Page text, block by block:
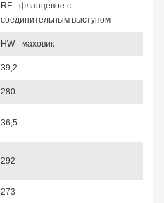
RF - фланцевое с
соединительным выступом
HW - маховик
39,2
280
36,5
292
273